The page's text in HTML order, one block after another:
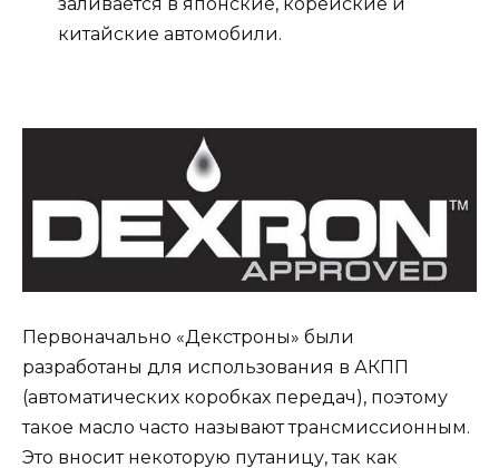
заливается в японские, корейские и
китайские автомобили.
Первоначально «Декстроны» были
разработаны для использования в АКПП
(автоматических коробках передач), поэтому
такое масло часто называют трансмиссионным.
Это вносит некоторую путаницу, так как